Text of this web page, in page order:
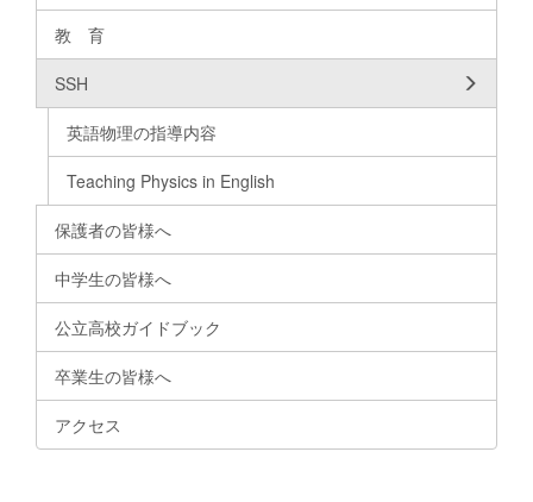
教 育
SSH
英語物理の指導内容
Teaching Physics in English
保護者の皆様へ
中学生の皆様へ
公立高校ガイドブック
卒業生の皆様へ
アクセス